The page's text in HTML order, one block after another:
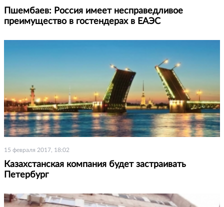
Пшембаев: Россия имеет несправедливое
преимущество в гостендерах в ЕАЭС
15 февраля 2017, 18:02
Казахстанская компания будет застраивать
Петербург